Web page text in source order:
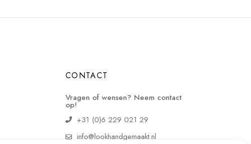
CONTACT
Vragen of wensen? Neem contact
op!
+31 (0)6 229 021 29
info@lookhandgemaakt.nl